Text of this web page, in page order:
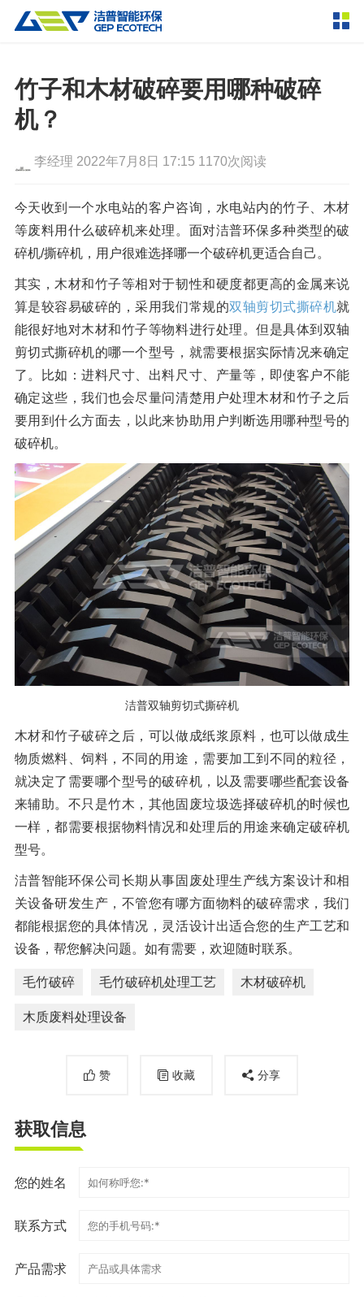
双轴撕碎机 单轴撕碎机
垃圾破袋机 移动式撕碎站
粉碎设备
环锤式粉碎机 鼓式粉碎机
破碎设备
圆锥破碎机 立轴冲击式破碎机
重型锤式破碎机 移动式破碎站
挤压成型设备
RDF成型机 生物质颗粒机
液压打包机
成套机组
封闭式破碎系统 废轮胎热解系统
橡胶破胶机组
分选分离设备
风选机 滚筒筛
解决方案
服务支持
新闻资讯
走进洁普
联系我们
竹子和木材破碎要用哪种破碎
机？
李经理 2022年7月8日 17:15 1170次阅读
今天收到一个水电站的客户咨询，水电站内的竹子、木材
等废料用什么破碎机来处理。面对洁普环保多种类型的破
碎机/撕碎机，用户很难选择哪一个破碎机更适合自己。
其实，木材和竹子等相对于韧性和硬度都更高的金属来说
算是较容易破碎的，采用我们常规的双轴剪切式撕碎机就
能很好地对木材和竹子等物料进行处理。但是具体到双轴
剪切式撕碎机的哪一个型号，就需要根据实际情况来确定
了。比如：进料尺寸、出料尺寸、产量等，即使客户不能
确定这些，我们也会尽量问清楚用户处理木材和竹子之后
要用到什么方面去，以此来协助用户判断选用哪种型号的
破碎机。
洁普双轴剪切式撕碎机
木材和竹子破碎之后，可以做成纸浆原料，也可以做成生
物质燃料、饲料，不同的用途，需要加工到不同的粒径，
就决定了需要哪个型号的破碎机，以及需要哪些配套设备
来辅助。不只是竹木，其他固废垃圾选择破碎机的时候也
一样，都需要根据物料情况和处理后的用途来确定破碎机
型号。
洁普智能环保公司长期从事固废处理生产线方案设计和相
关设备研发生产，不管您有哪方面物料的破碎需求，我们
都能根据您的具体情况，灵活设计出适合您的生产工艺和
设备，帮您解决问题。如有需要，欢迎随时联系。
毛竹破碎 毛竹破碎机处理工艺 木材破碎机
木质废料处理设备
赞 收藏 分享
获取信息
您的姓名
联系方式
产品需求